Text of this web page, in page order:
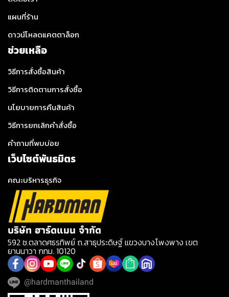
แผนที่ร้าน
ดาวน์โหลดแคตตาล็อก
ช่วยเหลือ
วิธีการสั่งซื้อสินค้า
วิธีการติดตามการสั่งซื้อ
นโยบายการคืนสินค้า
วิธีการยกเลิกคำสั่งซื้อ
คำถามที่พบบ่อย
เว็บไซต์พันธมิตร
คณะบริหารธุรกิจ
บริษัท ฮาร์ดแมน จำกัด
592 ซ.ตลาดศธรทิพย์ ถ.สาธุประดิษฐ์ แขวงบางโพงพาง เขต
ยานนาวา กทม. 10120
@hardmanthailand